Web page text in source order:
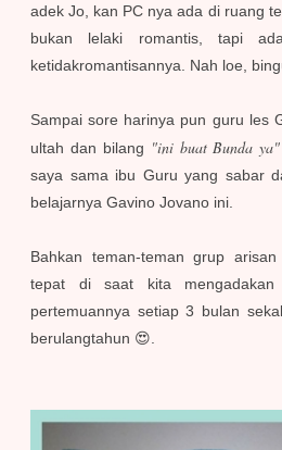
adek Jo, kan PC nya ada di ruang
bukan lelaki romantis, tapi
ketidakromantisannya. Nah loe,
Sampai sore harinya pun guru les
ultah dan bilang "ini buat Bunda ya"
saya sama ibu Guru yang sabar
belajarnya Gavino Jovano ini.
Bahkan teman-teman grup
tepat di saat kita mengadakan
pertemuannya setiap 3 bulan
berulangtahun 😍.